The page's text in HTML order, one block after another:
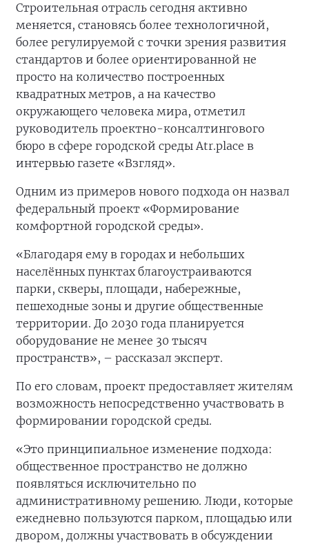
Строительная отрасль сегодня активно
меняется, становясь более технологичной,
более регулируемой с точки зрения развития
стандартов и более ориентированной не
просто на количество построенных
квадратных метров, а на качество
окружающего человека мира, отметил
руководитель проектно-консалтингового
бюро в сфере городской среды Atr.place в
интервью газете «Взгляд».
Одним из примеров нового подхода он назвал
федеральный проект «Формирование
комфортной городской среды».
«Благодаря ему в городах и небольших
населённых пунктах благоустраиваются
парки, скверы, площади, набережные,
пешеходные зоны и другие общественные
территории. До 2030 года планируется
оборудование не менее 30 тысяч
пространств», – рассказал эксперт.
По его словам, проект предоставляет жителям
возможность непосредственно участвовать в
формировании городской среды.
«Это принципиальное изменение подхода:
общественное пространство не должно
появляться исключительно по
административному решению. Люди, которые
ежедневно пользуются парком, площадью или
двором, должны участвовать в обсуждении